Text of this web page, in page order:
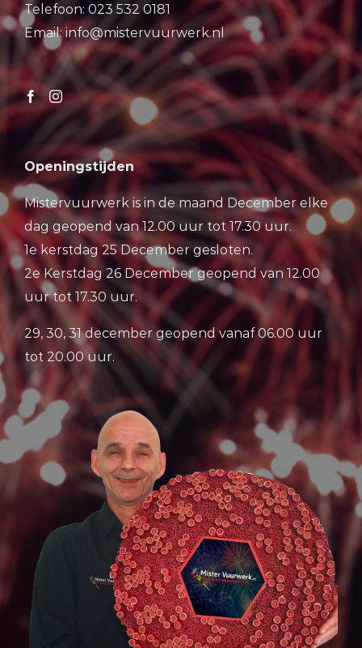
Telefoon: 023 532 0181
Email: info@mistervuurwerk.nl
Openingstijden
Mistervuurwerk is in de maand December elke
dag geopend van 12.00 uur tot 17.30 uur.
1e kerstdag 25 December gesloten.
2e Kerstdag 26 December geopend van 12.00
uur tot 17.30 uur.
29, 30, 31 december geopend vanaf 06.00 uur
tot 20.00 uur.